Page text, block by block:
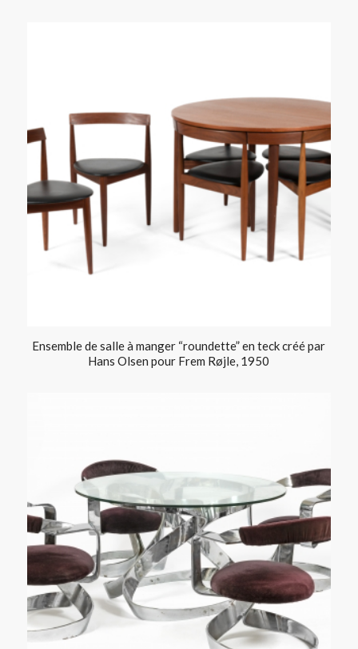
Ensemble de salle à manger “roundette” en teck créé par
Hans Olsen pour Frem Røjle, 1950